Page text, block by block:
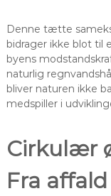
Denne tætte
bidrager ikke blot til
byens
naturlig
bliver naturen ikke
medspiller i
Cirkulær
Fra